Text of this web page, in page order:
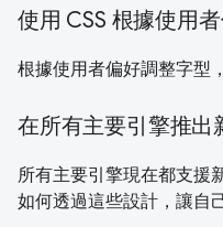
使用 CSS 根據使用
根據使用者偏好調整字型
在所有主要引擎推出
所有主要引擎現在都支援
如何透過這些設計，讓自